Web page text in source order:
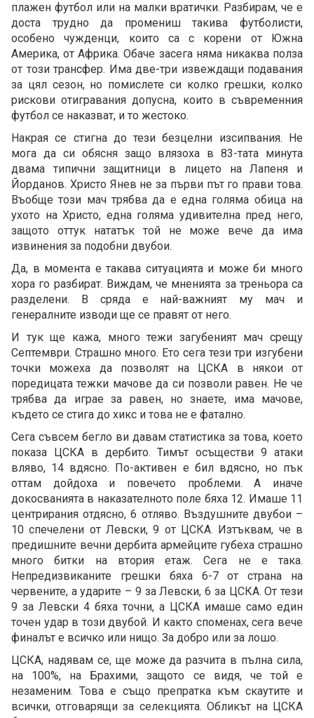
плажен футбол или на малки вратички. Разбирам, че е
доста трудно да промениш такива футболисти,
особено чужденци, които са с корени от Южна
Америка, от Африка. Обаче засега няма никаква полза
от този трансфер. Има две-три извеждащи подавания
за цял сезон, но помислете си колко грешки, колко
рискови отигравания допусна, които в съвременния
футбол се наказват, и то жестоко.
Накрая се стигна до тези безцелни изсипвания. Не
мога да си обясня защо влязоха в 83-тата минута
двама типични защитници в лицето на Лапеня и
Йорданов. Христо Янев не за първи път го прави това.
Въобще този мач трябва да е една голяма обица на
ухото на Христо, една голяма удивителна пред него,
защото оттук нататък той не може вече да има
извинения за подобни двубои.
Да, в момента е такава ситуацията и може би много
хора го разбират. Виждам, че мненията за треньора са
разделени. В сряда е най-важният му мач и
генералните изводи ще се правят от него.
И тук ще кажа, много тежи загубеният мач срещу
Септември. Страшно много. Ето сега тези три изгубени
точки можеха да позволят на ЦСКА в някои от
поредицата тежки мачове да си позволи равен. Не че
трябва да играе за равен, но знаете, има мачове,
където се стига до хикс и това не е фатално.
Сега съвсем бегло ви давам статистика за това, което
показа ЦСКА в дербито. Тимът осъществи 9 атаки
вляво, 14 вдясно. По-активен е бил вдясно, но пък
оттам дойдоха и повечето проблеми. А иначе
докосванията в наказателното поле бяха 12. Имаше 11
центрирания отдясно, 6 отляво. Въздушните двубои –
10 спечелени от Левски, 9 от ЦСКА. Изтъквам, че в
предишните вечни дербита армейците губеха страшно
много битки на втория етаж. Сега не е така.
Непредизвиканите грешки бяха 6-7 от страна на
червените, а ударите – 9 за Левски, 6 за ЦСКА. От тези
9 за Левски 4 бяха точни, а ЦСКА имаше само един
точен удар в този двубой. И както споменах, сега вече
финалът е всичко или нищо. За добро или за лошо.
ЦСКА, надявам се, ще може да разчита в пълна сила,
на 100%, на Брахими, защото се видя, че той е
незаменим. Това е също препратка към скаутите и
всички, отговарящи за селекцията. Обликът на ЦСКА